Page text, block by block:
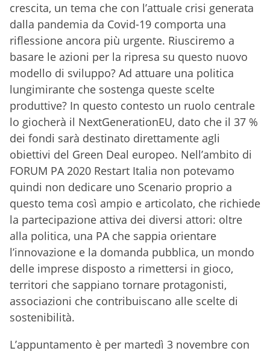
crescita, un tema che con l’attuale crisi generata
dalla pandemia da Covid-19 comporta una
riflessione ancora più urgente. Riusciremo a
basare le azioni per la ripresa su questo nuovo
modello di sviluppo? Ad attuare una politica
lungimirante che sostenga queste scelte
produttive? In questo contesto un ruolo centrale
lo giocherà il NextGenerationEU, dato che il 37 %
dei fondi sarà destinato direttamente agli
obiettivi del Green Deal europeo. Nell’ambito di
FORUM PA 2020 Restart Italia non potevamo
quindi non dedicare uno Scenario proprio a
questo tema così ampio e articolato, che richiede
la partecipazione attiva dei diversi attori: oltre
alla politica, una PA che sappia orientare
l’innovazione e la domanda pubblica, un mondo
delle imprese disposto a rimettersi in gioco,
territori che sappiano tornare protagonisti,
associazioni che contribuiscano alle scelte di
sostenibilità.
L’appuntamento è per martedì 3 novembre con